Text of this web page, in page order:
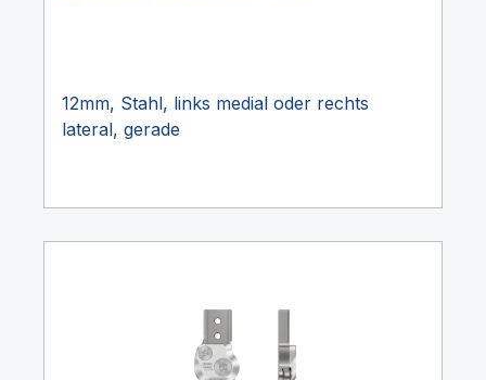
12mm, Stahl, links medial oder rechts
lateral, gerade